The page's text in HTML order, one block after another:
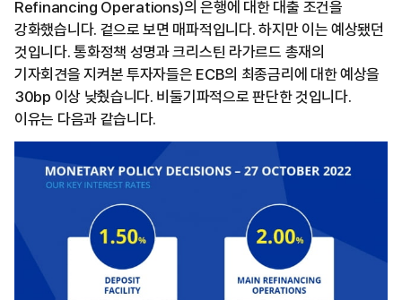
Refinancing Operations)의 은행에 대한 대출 조건을
강화했습니다. 겉으로 보면 매파적입니다. 하지만 이는 예상됐던
것입니다. 통화정책 성명과 크리스틴 라가르드 총재의
기자회견을 지켜본 투자자들은 ECB의 최종금리에 대한 예상을
30bp 이상 낮췄습니다. 비둘기파적으로 판단한 것입니다.
이유는 다음과 같습니다.